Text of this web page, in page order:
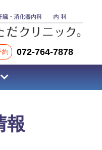
約 072-764-7878
報